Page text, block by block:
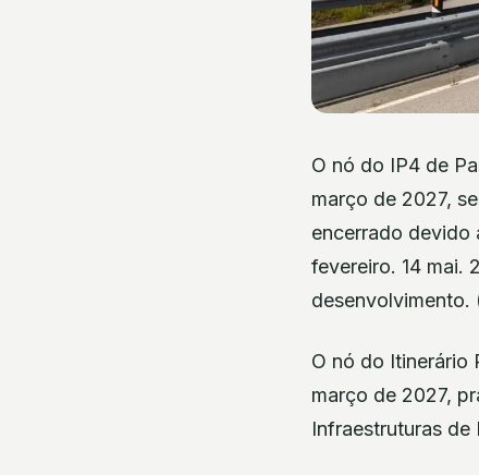
O nó do IP4 de
março de 2027,
encerrado devido
fevereiro. 14 mai.
desenvolvimento.
O nó do Itinerário
março de 2027,
Infraestruturas de